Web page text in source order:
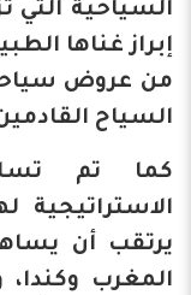
السياحية
إبراز غناها
من عروض
السياح
كما تم
الاستراتيجية
يرتقب أن
المغرب